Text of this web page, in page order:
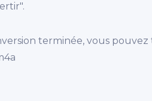
terminée, vous